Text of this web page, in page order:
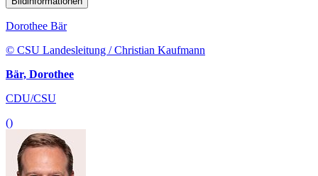
Dorothee Bär
© CSU Landesleitung / Christian Kaufmann
Bär, Dorothee
CDU/CSU
()